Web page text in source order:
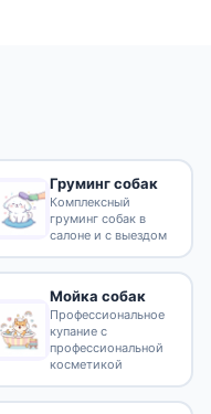
Груминг собак
Комплексный
груминг собак в
салоне и с выездом
Мойка собак
Профессиональное
купание с
профессиональной
косметикой